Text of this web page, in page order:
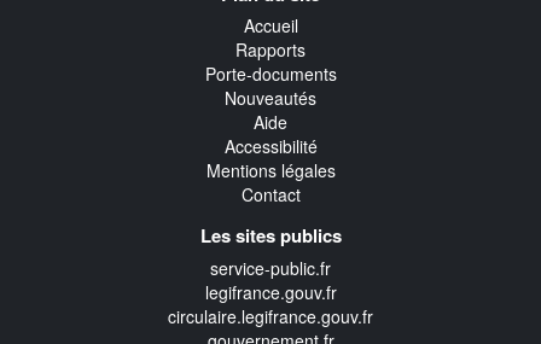
Accueil
Rapports
Porte-documents
Nouveautés
Aide
Accessibilité
Mentions légales
Contact
Les sites publics
service-public.fr
legifrance.gouv.fr
circulaire.legifrance.gouv.fr